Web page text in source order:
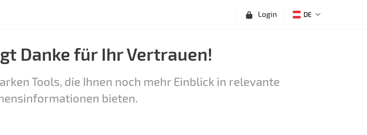
Login DE
Danke für Ihr Vertrauen!
Tools, die Ihnen noch mehr Einblick in relevante
bieten.